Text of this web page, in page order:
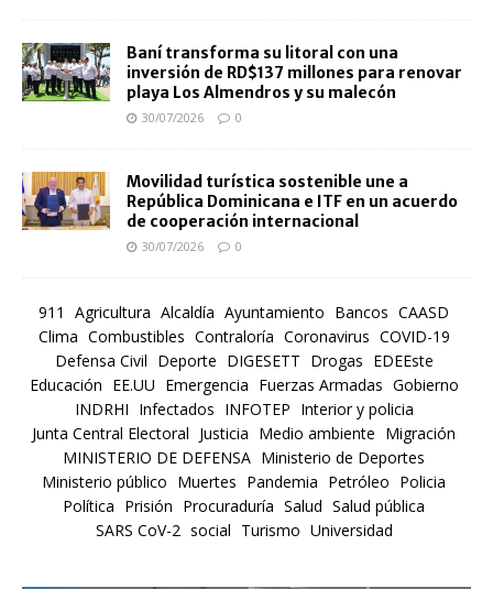
Baní transforma su litoral con una
inversión de RD$137 millones para renovar
playa Los Almendros y su malecón
30/07/2026 0
Movilidad turística sostenible une a
República Dominicana e ITF en un acuerdo
de cooperación internacional
30/07/2026 0
911 Agricultura Alcaldía Ayuntamiento Bancos CAASD
Clima Combustibles Contraloría Coronavirus COVID-19
Defensa Civil Deporte DIGESETT Drogas EDEEste
Educación EE.UU Emergencia Fuerzas Armadas Gobierno
INDRHI Infectados INFOTEP Interior y policia
Junta Central Electoral Justicia Medio ambiente Migración
MINISTERIO DE DEFENSA Ministerio de Deportes
Ministerio público Muertes Pandemia Petróleo Policia
Política Prisión Procuraduría Salud Salud pública
SARS CoV-2 social Turismo Universidad